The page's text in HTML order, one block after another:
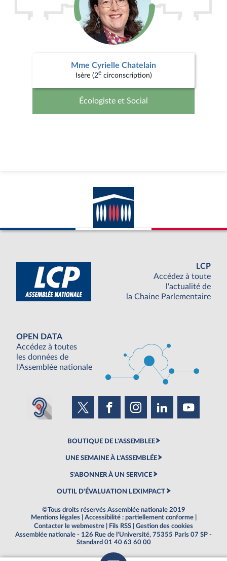
Mme Cyrielle Chatelain
Isère (2ecirconscription)
Écologiste et Social
LCP
Accédez à toute
l'actualité de
la Chaine Parlementaire
OPEN DATA
Accédez à toutes
les données de
l'Assemblée nationale
BOUTIQUE DE L'ASSEMBLEE
UNE SEMAINE À L'ASSEMBLÉE
S'ABONNER À UN SERVICE
OUTIL D'ÉVALUATION LEXIMPACT
©Tous droits réservés Assemblée nationale 2019
Mentions légales
Accessibilité : partiellement conforme
Contacter le webmestre
Fils RSS
Gestion des cookies
Assemblée nationale - 126 Rue de l'Université, 75355 Paris 07 SP -
Standard 01 40 63 60 00